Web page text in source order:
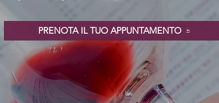
PRENOTA IL TUO APPUNTAMENTO